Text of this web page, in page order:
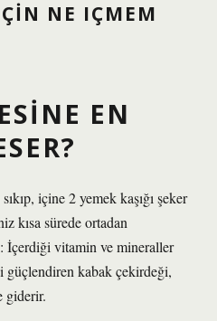
NE IÇMEM
EN
içine 2 yemek kaşığı şeker
kısa sürede ortadan
İçerdiği vitamin ve mineraller
güçlendiren kabak çekirdeği,
giderir.